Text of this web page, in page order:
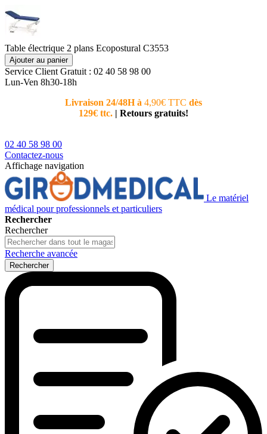
Table électrique 2 plans Ecopostural C3553
Ajouter au panier
Service Client Gratuit : 02 40 58 98 00
Lun-Ven 8h30-18h
Livraison 24/48H à 4,90€ TTC dès
129€ ttc. | Retours gratuits!
02 40 58 98 00
Contactez-nous
Affichage navigation
Le matériel
médical pour professionnels et particuliers
Rechercher
Rechercher
Recherche avancée
Rechercher